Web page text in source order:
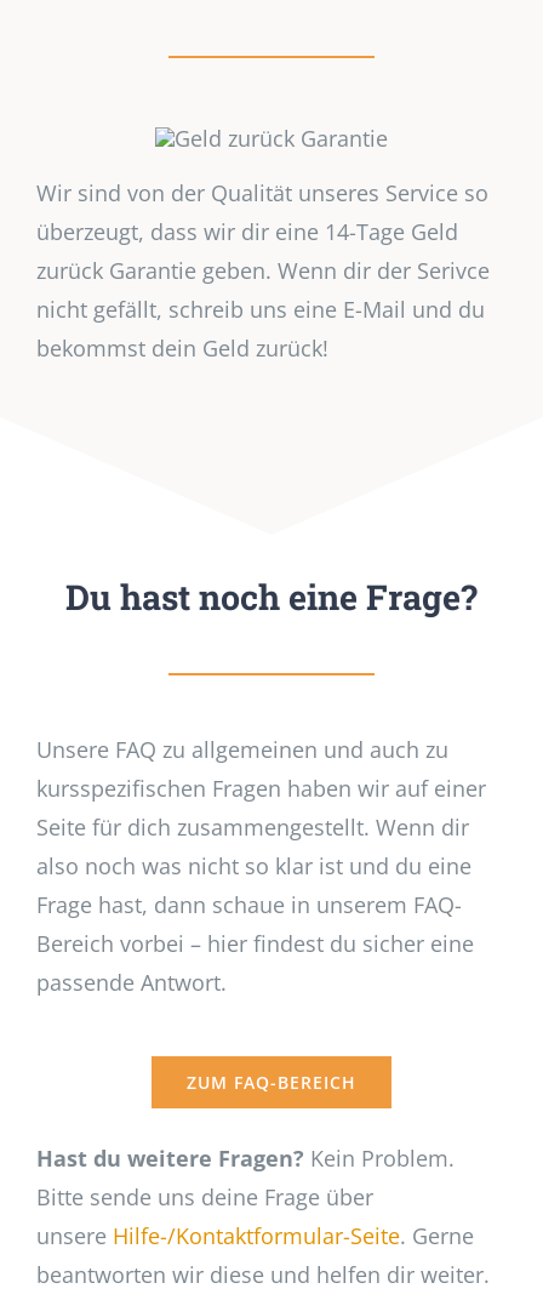
Wir sind von der Qualität unseres Service so
überzeugt, dass wir dir eine 14-Tage Geld
zurück Garantie geben. Wenn dir der Serivce
nicht gefällt, schreib uns eine E-Mail und du
bekommst dein Geld zurück!
Du hast noch eine Frage?
Unsere FAQ zu allgemeinen und auch zu
kursspezifischen Fragen haben wir auf einer
Seite für dich zusammengestellt. Wenn dir
also noch was nicht so klar ist und du eine
Frage hast, dann schaue in unserem FAQ-
Bereich vorbei – hier findest du sicher eine
passende Antwort.
ZUM FAQ-BEREICH
Hast du weitere Fragen? Kein Problem.
Bitte sende uns deine Frage über
unsere Hilfe-/Kontaktformular-Seite. Gerne
beantworten wir diese und helfen dir weiter.